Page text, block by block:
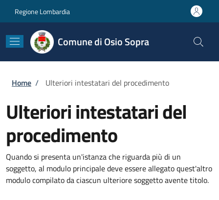
Regione Lombardia
Comune di Osio Sopra
Briciole di pane
Home / Ulteriori intestatari del procedimento
Ulteriori intestatari del
procedimento
Quando si presenta un'istanza che riguarda più di un
soggetto, al modulo principale deve essere allegato quest'altro
modulo compilato da ciascun ulteriore soggetto avente titolo.